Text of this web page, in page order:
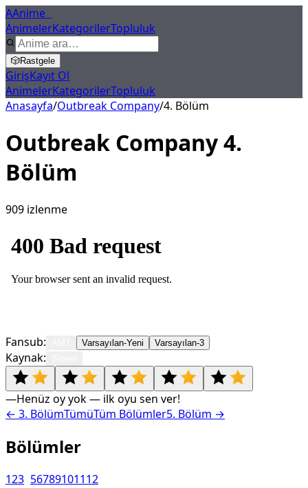
AAnime
AnimelerKategorilerTopluluk
🎲Rastgele
GirişKayıt Ol
AnimelerKategorilerTopluluk
Anasayfa/Outbreak Company/4. Bölüm
Outbreak Company4.
Bölüm
909 izlenme
Fansub: Varsayılan-Yeni Varsayılan-3
Kaynak:
—Henüz oy yok — ilk oyu sen ver!
← 3. BölümTümüTüm Bölümler5. Bölüm →
Bölümler
123 56789101112